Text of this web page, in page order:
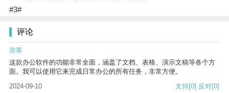
#3#
评论
游客
这款办公软件的功能非常全面，涵盖了文档、表格、演示文稿等各个方
面。我可以使用它来完成日常办公的所有任务，非常方便。
2024-09-10
支持[0] 反对[0]